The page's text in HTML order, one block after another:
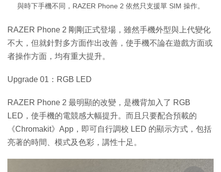
與時下手機不同，RAZER Phone 2 依然只支援單 SIM 操作。
RAZER Phone 2 剛剛正式登場，雖然手機外型與上代變化
不大，但就針對多方面作出改善，使手機不論在遊戲方面或
者操作方面，均有重大提升。
Upgrade 01：RGB LED
RAZER Phone 2 最明顯的改變，是機背加入了 RGB
LED，使手機的電競感大幅提升。而且只要配合預載的
《Chromakit》App，即可自行調校 LED 的顯示方式，包括
亮著的時間、模式及色彩，講性十足。